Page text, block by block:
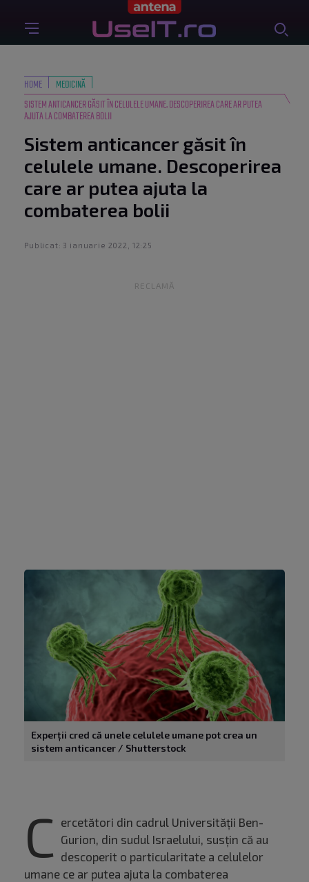
HOME
MEDICINĂ
SISTEM ANTICANCER GĂSIT ÎN CELULELE UMANE. DESCOPERIREA CARE AR PUTEA
AJUTA LA COMBATEREA BOLII
Sistem anticancer găsit în
celulele umane. Descoperirea
care ar putea ajuta la
combaterea bolii
Publicat: 3 ianuarie 2022, 12:25
RECLAMĂ
Experții cred că unele celulele umane pot crea un
sistem anticancer / Shutterstock
C ercetători din cadrul Universității Ben-
Gurion, din sudul Israelului, susțin că au
descoperit o particularitate a celulelor
umane ce ar putea ajuta la combaterea